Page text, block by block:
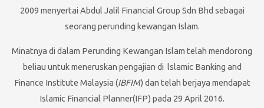
2009 menyertai Abdul Jalil Financial Group Sdn Bhd sebagai
seorang perunding kewangan Islam.
Minatnya di dalam Perunding Kewangan Islam telah mendorong
beliau untuk meneruskan pengajian di lslamic Banking and
Finance Institute Malaysia (IBFIM) dan telah berjaya mendapat
Islamic Financial Planner(IFP) pada 29 April 2016.